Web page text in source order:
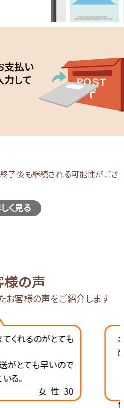
支払い
して
了後も継続される可能性がござ
く見る
様の声
お客様の声をご紹介します
くれるのがとても
とても早いので
。
女性30
代